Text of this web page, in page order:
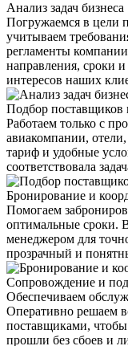
Анализ задач бизнеса
Погружаемся в цели
учитываем
регламенты
направления, сроки
интересов наших
Подбор поставщиков
Работаем только с
авиакомпании,
тариф и удобные
соответствовала
Бронирование и
Помогаем
оптимальные сроки.
менеджером для
прозрачный и
Сопровождение и
Обеспечиваем
Оперативно решаем
поставщиками, чтобы
прошли без сбоев и